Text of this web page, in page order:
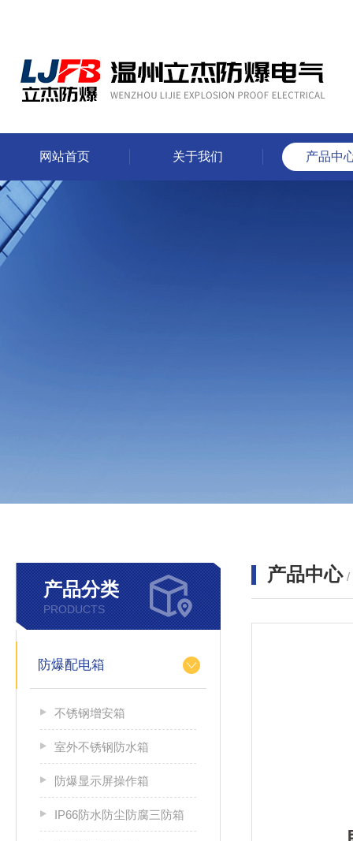
网站首页 关于我们 产品中
产品分类
PRODUCTS
防爆配电箱
不锈钢增安箱
室外不锈钢防水箱
防爆显示屏操作箱
IP66防水防尘防腐三防箱
产品中心 /